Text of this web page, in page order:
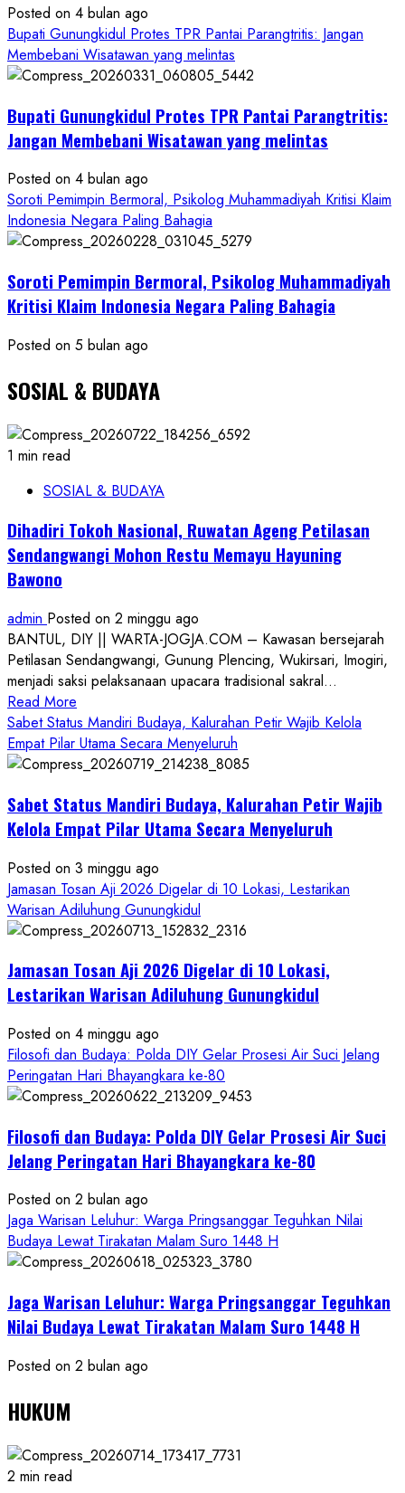
Ketum
PWRI
RI
Minta
Resmi
Posted on 4 bulan ago
Bupati Gunungkidul Protes TPR Pantai Parangtritis: Jangan
Membebani Wisatawan yang melintas
Bupati Gunungkidul Protes TPR Pantai Parangtritis:
Jangan Membebani Wisatawan yang melintas
Posted on 4 bulan ago
Soroti Pemimpin Bermoral, Psikolog Muhammadiyah Kritisi Klaim
Indonesia Negara Paling Bahagia
Soroti Pemimpin Bermoral, Psikolog Muhammadiyah
Kritisi Klaim Indonesia Negara Paling Bahagia
Posted on 5 bulan ago
SOSIAL & BUDAYA
1 min read
SOSIAL & BUDAYA
Dihadiri Tokoh Nasional, Ruwatan Ageng Petilasan
Sendangwangi Mohon Restu Memayu Hayuning
Bawono
admin Posted on 2 minggu ago
BANTUL, DIY || WARTA-JOGJA.COM – Kawasan bersejarah
Petilasan Sendangwangi, Gunung Plencing, Wukirsari, Imogiri,
menjadi saksi pelaksanaan upacara tradisional sakral...
Read More
more
about
Dihadiri
Nasional,
Ruwatan
Petilasan
Sendangwangi
Mohon
Restu
Hayuning
Bawono
Sabet Status Mandiri Budaya, Kalurahan Petir Wajib Kelola
Empat Pilar Utama Secara Menyeluruh
Sabet Status Mandiri Budaya, Kalurahan Petir Wajib
Kelola Empat Pilar Utama Secara Menyeluruh
Posted on 3 minggu ago
Jamasan Tosan Aji 2026 Digelar di 10 Lokasi, Lestarikan
Warisan Adiluhung Gunungkidul
Jamasan Tosan Aji 2026 Digelar di 10 Lokasi,
Lestarikan Warisan Adiluhung Gunungkidul
Posted on 4 minggu ago
Filosofi dan Budaya: Polda DIY Gelar Prosesi Air Suci Jelang
Peringatan Hari Bhayangkara ke-80
Filosofi dan Budaya: Polda DIY Gelar Prosesi Air Suci
Jelang Peringatan Hari Bhayangkara ke-80
Posted on 2 bulan ago
Jaga Warisan Leluhur: Warga Pringsanggar Teguhkan Nilai
Budaya Lewat Tirakatan Malam Suro 1448 H
Jaga Warisan Leluhur: Warga Pringsanggar Teguhkan
Nilai Budaya Lewat Tirakatan Malam Suro 1448 H
Posted on 2 bulan ago
HUKUM
2 min read